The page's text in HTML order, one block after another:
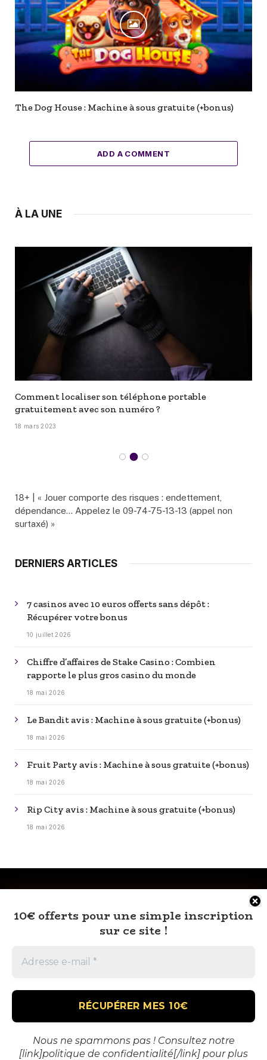
10€ offerts pour une simple inscription
sur ce site !
Nous ne spammons pas ! Consultez notre
[link]politique de confidentialité[/link] pour plus
The Dog House : Machine à sous gratuite (+bonus)
ADD A COMMENT
À LA UNE
Comment localiser son téléphone portable
gratuitement avec son numéro ?
18 mars 2023
18+ | « Jouer comporte des risques : endettement,
dépendance… Appelez le 09-74-75-13-13 (appel non
surtaxé) »
DERNIERS ARTICLES
7 casinos avec 10 euros offerts sans dépôt :
Récupérer votre bonus
10 juillet 2026
Chiffre d’affaires de Stake Casino : Combien
rapporte le plus gros casino du monde
18 mai 2026
Le Bandit avis : Machine à sous gratuite (+bonus)
18 mai 2026
Fruit Party avis : Machine à sous gratuite (+bonus)
18 mai 2026
Rip City avis : Machine à sous gratuite (+bonus)
18 mai 2026
RSS
À PROPOS MENTIONS LÉGALES CONTACT
🎁 VOUS AUSSI TENTEZ DE GAGNEZ GROS
AU CASINO !